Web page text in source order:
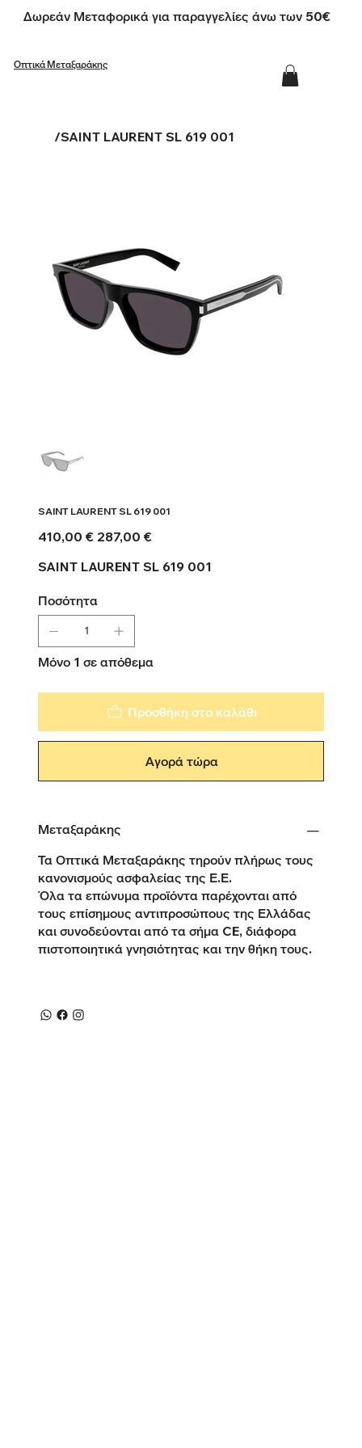
Δωρεάν Μεταφορικά για παραγγελίες άνω των 50€
Οπτικά Μεταξαράκης
/SAINT LAURENT SL 619 001
SAINT LAURENT SL 619 001
Αρχική
τιμή
410,00 € Τιμή
έκπτωσης
287,00 €
SAINT LAURENT SL 619 001
Ποσότητα
Μόνο 1 σε απόθεμα
Προσθήκη στο καλάθι
Αγορά τώρα
Μεταξαράκης
Τα Οπτικά Μεταξαράκης τηρούν πλήρως τους
κανονισμούς ασφαλείας της Ε.Ε.
Όλα τα επώνυμα προϊόντα παρέχονται από
τους επίσημους αντιπροσώπους της Ελλάδας
και συνοδεύονται από τα σήμα CE, διάφορα
πιστοποιητικά γνησιότητας και την θήκη τους.